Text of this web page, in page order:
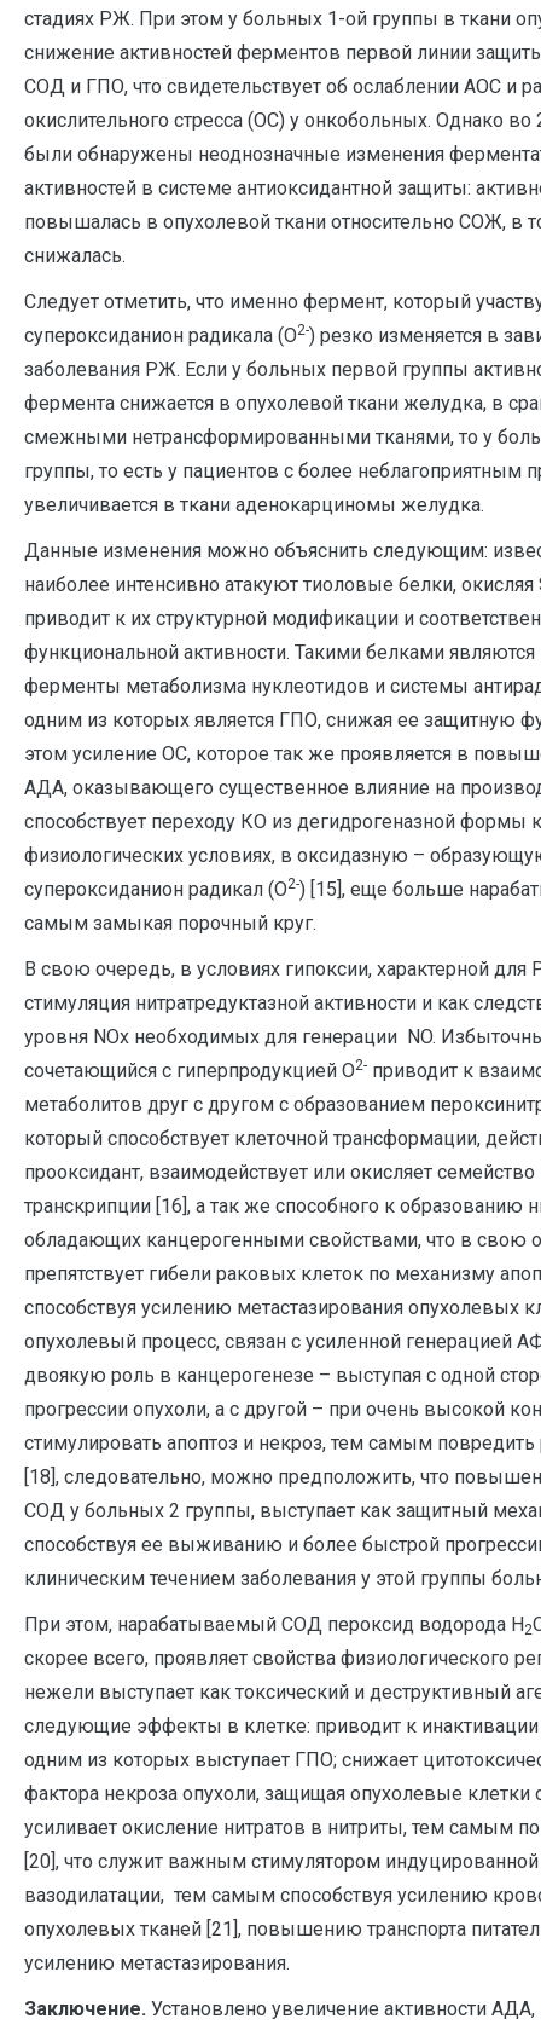
стадиях РЖ. При этом у больных 1-ой группы в ткани
снижение активностей ферментов первой линии
СОД и ГПО, что свидетельствует об ослаблении АОС и
окислительного стресса (ОС) у онкобольных. Однако во
были обнаружены неоднозначные изменения
активностей в системе антиоксидантной защиты:
повышалась в опухолевой ткани относительно СОЖ, в
снижалась.
Следует отметить, что именно фермент, который
супероксиданион радикала (О2-) резко изменяется в
заболевания РЖ. Если у больных первой группы
фермента снижается в опухолевой ткани желудка, в
смежными нетрансформированными тканями, то у
группы, то есть у пациентов с более неблагоприятным
увеличивается в ткани аденокарциномы желудка.
Данные изменения можно объяснить следующим:
наиболее интенсивно атакуют тиоловые белки, окисляя
приводит к их структурной модификации и
функциональной активности. Такими белками
ферменты метаболизма нуклеотидов и системы
одним из которых является ГПО, снижая ее защитную
этом усиление ОС, которое так же проявляется в
АДА, оказывающего существенное влияние на
способствует переходу КО из дегидрогеназной формы
физиологических условиях, в оксидазную –
супероксиданион радикал (О2-) [15], еще больше
самым замыкая порочный круг.
В свою очередь, в условиях гипоксии, характерной для
стимуляция нитратредуктазной активности и как
уровня NOx необходимых для генерации NO.
сочетающийся с гиперпродукцией О2- приводит к
метаболитов друг с другом с образованием
который способствует клеточной трансформации,
прооксидант, взаимодействует или окисляет
транскрипции [16], а так же способного к образованию
обладающих канцерогенными свойствами, что в свою
препятствует гибели раковых клеток по механизму
способствуя усилению метастазирования опухолевых
опухолевый процесс, связан с усиленной генерацией
двоякую роль в канцерогенезе – выступая с одной
прогрессии опухоли, а с другой – при очень высокой
стимулировать апоптоз и некроз, тем самым
[18], следовательно, можно предположить, что
СОД у больных 2 группы, выступает как защитный
способствуя ее выживанию и более быстрой
клиническим течением заболевания у этой группы
При этом, нарабатываемый СОД пероксид водорода H2
скорее всего, проявляет свойства физиологического
нежели выступает как токсический и деструктивный
следующие эффекты в клетке: приводит к
одним из которых выступает ГПО; снижает
фактора некроза опухоли, защищая опухолевые клетки
усиливает окисление нитратов в нитриты, тем самым
[20], что служит важным стимулятором
вазодилатации, тем самым способствуя усилению
опухолевых тканей [21], повышению транспорта
усилению метастазирования.
Заключение. Установлено увеличение активности